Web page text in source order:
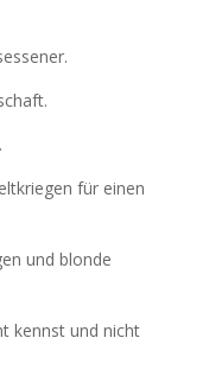
für einen
und blonde
kennst und nicht